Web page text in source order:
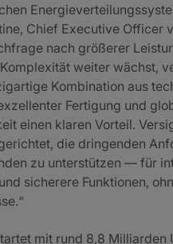
Chief Executive Officer
nach größerer
weiter wächst,
Kombination aus
Fertigung und
einen klaren Vorteil.
die dringenden
zu unterstützen — für
sicherere Funktionen,
mit rund 8,8 Milliarden